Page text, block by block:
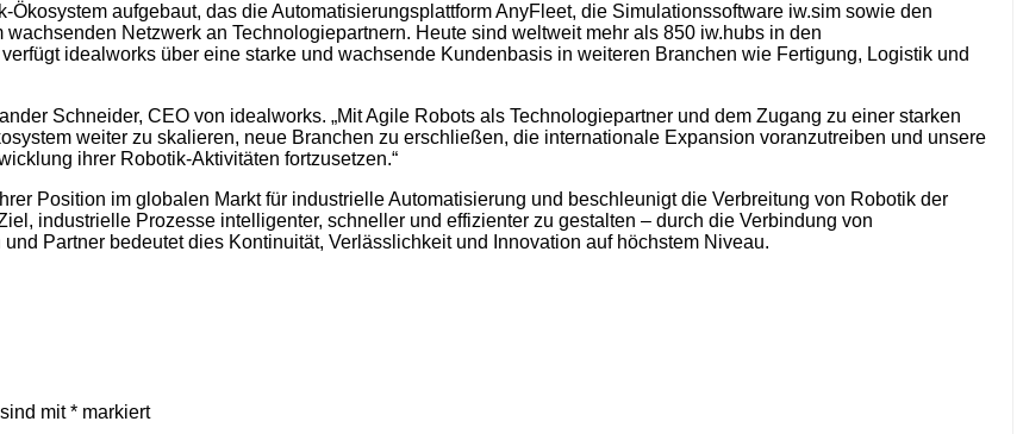
aufgebaut, das die Automatisierungsplattform AnyFleet, die Simulationssoftware iw.sim sowie den
Netzwerk an Technologiepartnern. Heute sind weltweit mehr als 850 iw.hubs in den
idealworks über eine starke und wachsende Kundenbasis in weiteren Branchen wie Fertigung, Logistik und
Schneider, CEO von idealworks. „Mit Agile Robots als Technologiepartner und dem Zugang zu einer starken
weiter zu skalieren, neue Branchen zu erschließen, die internationale Expansion voranzutreiben und unsere
ihrer Robotik-Aktivitäten fortzusetzen.“
Position im globalen Markt für industrielle Automatisierung und beschleunigt die Verbreitung von Robotik der
industrielle Prozesse intelligenter, schneller und effizienter zu gestalten – durch die Verbindung von
Partner bedeutet dies Kontinuität, Verlässlichkeit und Innovation auf höchstem Niveau.
mit* markiert